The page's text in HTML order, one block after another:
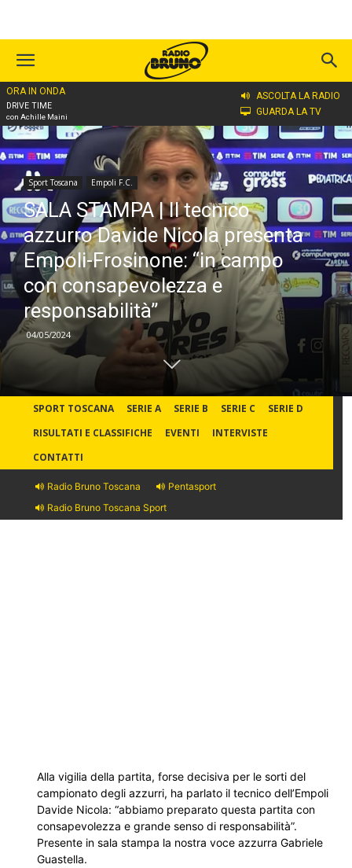
ORA IN ONDA
DRIVE TIME
con Achille Maini
ASCOLTA LA RADIO
GUARDA LA TV
Home
Sport Toscana Empoli F.C.
SALA STAMPA | Il tecnico
azzurro Davide Nicola presenta
Empoli-Frosinone: “in campo
con consapevolezza e
responsabilità”
04/05/2024
SPORT TOSCANA SERIE A SERIE B SERIE C
SERIE D
RISULTATI E CLASSIFICHE
EVENTI
INTERVISTE
CONTATTI
Radio Bruno Toscana
Pentasport
Radio Bruno Toscana Sport
Alla vigilia della partita, forse decisiva per le sorti del
campionato degli azzurri, ha parlato il tecnico dell’Empoli
Davide Nicola: “abbiamo preparato questa partita con
consapevolezza e grande senso di responsabilità”.
Presente in sala stampa la nostra voce azzurra Gabriele
Guastella.